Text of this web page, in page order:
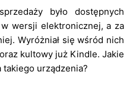
było dostępnych
wersji elektronicznej, a za
Wyróżniał się wśród nich
kultowy już Kindle. Jakie
takiego urządzenia?